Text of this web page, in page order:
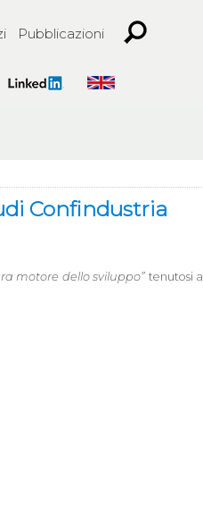
Pubblicazioni
Confindustria
motore dello sviluppo” tenutosi a